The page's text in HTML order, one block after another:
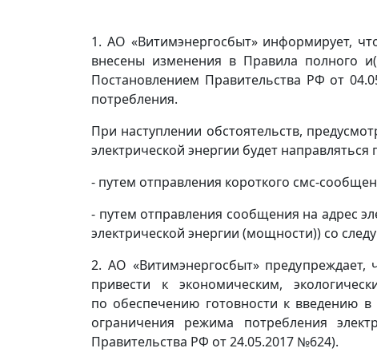
1. АО «Витимэнергосбыт» информирует,
внесены изменения в Правила полного
Постановлением Правительства РФ от
потребления.
При наступлении обстоятельств,
электрической энергии будет
- путем отправления короткого смс-
- путем отправления сообщения на адрес
электрической энергии (мощности)) со
2. АО «Витимэнергосбыт»
привести к экономическим,
по обеспечению готовности к введению
ограничения режима потребления
Правительства РФ от 24.05.2017 №624).